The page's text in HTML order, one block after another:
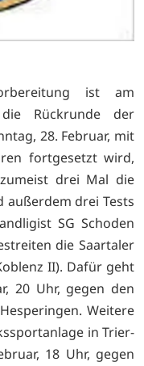
ist am
Rückrunde der
28. Februar, mit
fortgesetzt wird,
drei Mal die
außerdem drei Tests
SG Schoden
die Saartaler
II). Dafür geht
20 Uhr, gegen den
Weitere
in Trier-
18 Uhr, gegen